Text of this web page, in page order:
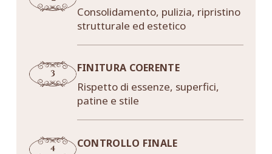
Consolidamento, pulizia, ripristino
strutturale ed estetico
FINITURA COERENTE
Rispetto di essenze, superfici,
patine e stile
CONTROLLO FINALE